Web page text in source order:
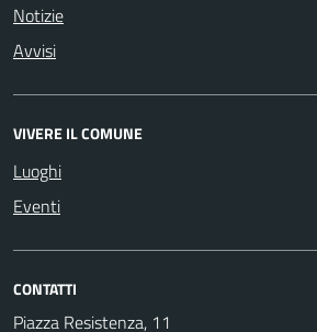
Notizie
Avvisi
VIVERE IL COMUNE
Luoghi
Eventi
CONTATTI
Piazza Resistenza, 11